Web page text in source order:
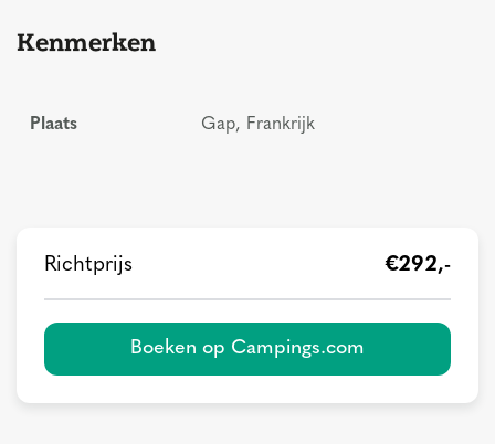
Kenmerken
Plaats Gap, Frankrijk
Richtprijs €292,-
Boeken op Campings.com